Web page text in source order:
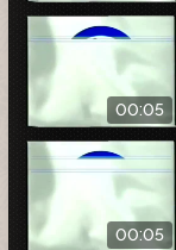
00:05
00:05